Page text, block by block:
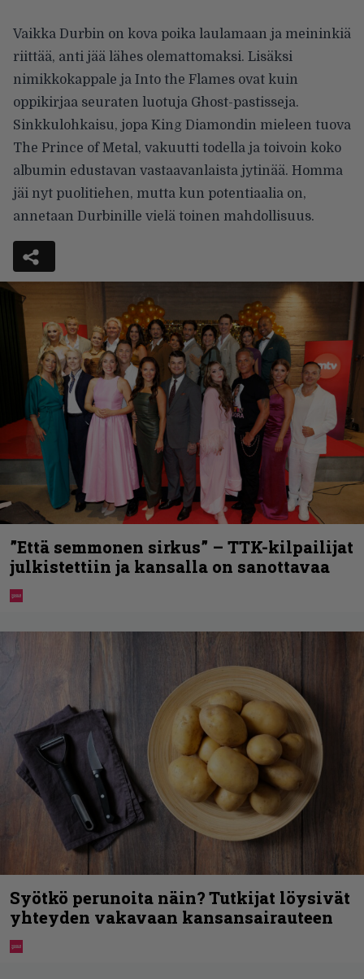
Vaikka Durbin on kova poika laulamaan ja meininkiä
riittää, anti jää lähes olemattomaksi. Lisäksi
nimikkokappale ja Into the Flames ovat kuin
oppikirjaa seuraten luotuja Ghost-pastisseja.
Sinkkulohkaisu, jopa King Diamondin mieleen tuova
The Prince of Metal, vakuutti todella ja toivoin koko
albumin edustavan vastaavanlaista jytinää. Homma
jäi nyt puolitiehen, mutta kun potentiaalia on,
annetaan Durbinille vielä toinen mahdollisuus.
”Että semmonen sirkus” – TTK-kilpailijat
julkistettiin ja kansalla on sanottavaa
Syötkö perunoita näin? Tutkijat löysivät
yhteyden vakavaan kansansairauteen